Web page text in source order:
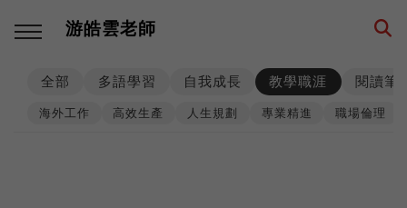
游皓雲老師
回主選單
回主選單
回主選單
回主選單
回主選單
回主選單
全部 多語學習 自我成長 教學職涯 閱讀筆
海外工作 高效生產 人生規劃 專業精進 職場倫理